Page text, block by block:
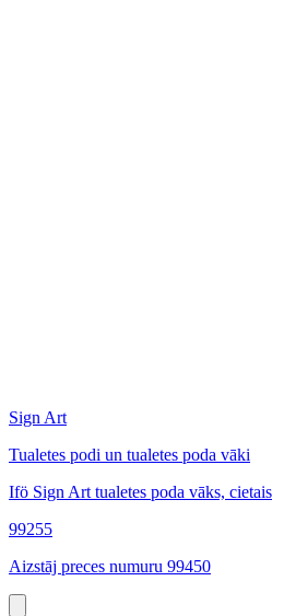
Sign Art
Tualetes podi un tualetes poda vāki
Ifö Sign Art tualetes poda vāks, cietais
99255
Aizstāj preces numuru 99450